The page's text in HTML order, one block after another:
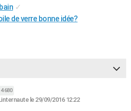
✓
de verre bonne idée?
4 680
le 29/09/2016 12:22